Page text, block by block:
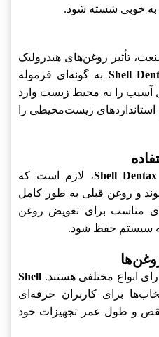
به خوبی شسته شود.
تأثیر روغن‌های هیدرولیک
Shell به گونه‌ای فرموله
آسیب را به محیط زیست وارد
استانداردهای زیست‌محیطی را
Shell، لازم است که
و روغن قبلی به طور کامل
مناسب برای تعویض روغن
سیستم حفظ شود.
انواع مختلفی هستند. Shell
برای کاربران حرفه‌ای
و طول عمر تجهیزات خود